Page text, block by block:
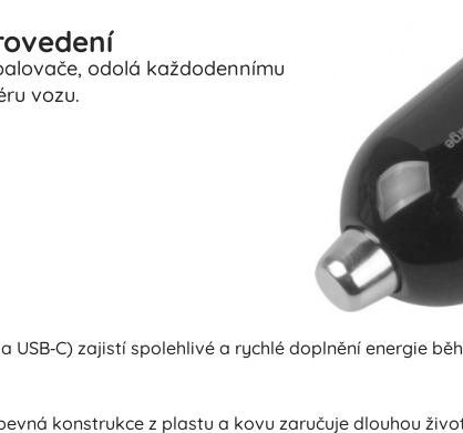
odolá každodennímu
vozu.
zajistí spolehlivé a rychlé doplnění energie
konstrukce z plastu a kovu zaručuje dlouhou